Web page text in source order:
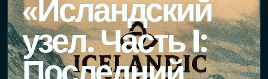
«Исландский
узел. Часть I: